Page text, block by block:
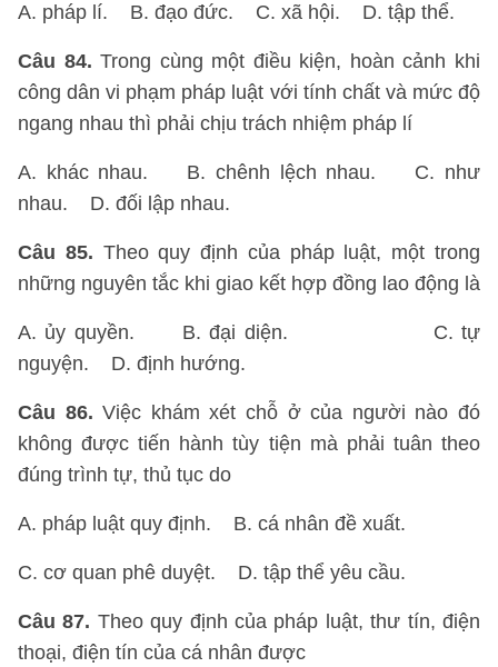
A. pháp lí. B. đạo đức. C. xã hội. D. tập thể.
Câu 84. Trong cùng một điều kiện, hoàn cảnh khi
công dân vi phạm pháp luật với tính chất và mức độ
ngang nhau thì phải chịu trách nhiệm pháp lí
A. khác nhau. B. chênh lệch nhau. C. như
nhau. D. đối lập nhau.
Câu 85. Theo quy định của pháp luật, một trong
những nguyên tắc khi giao kết hợp đồng lao động là
A. ủy quyền. B. đại diện. C. tự
nguyện. D. định hướng.
Câu 86. Việc khám xét chỗ ở của người nào đó
không được tiến hành tùy tiện mà phải tuân theo
đúng trình tự, thủ tục do
A. pháp luật quy định. B. cá nhân đề xuất.
C. cơ quan phê duyệt. D. tập thể yêu cầu.
Câu 87. Theo quy định của pháp luật, thư tín, điện
thoại, điện tín của cá nhân được